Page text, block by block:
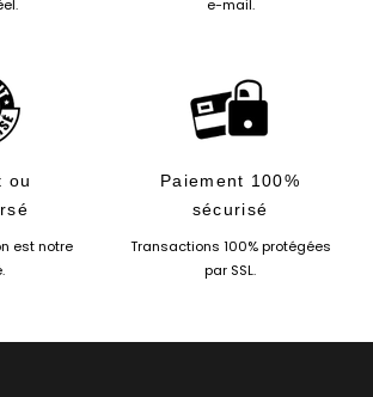
e-mail.
ou
est notre
Paiement 100%
sécurisé
Transactions 100% protégées
par SSL.